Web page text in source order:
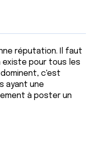
réputation. Il faut
existe pour tous les
c'est
ayant une
à poster un